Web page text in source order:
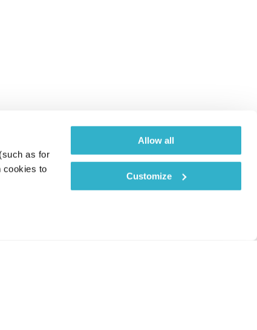
as for
cookies to
Allow all
Customize